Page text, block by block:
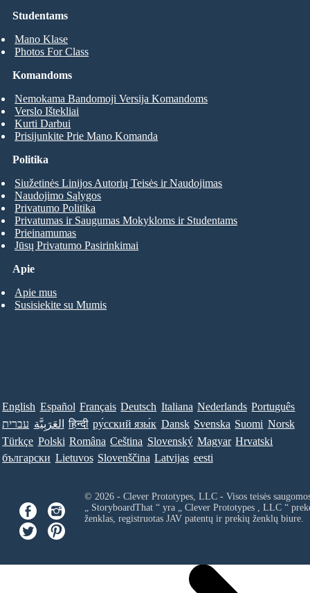
Studentams
Mano Klase
Photos For Class
Komandoms
Nemokama Bandomoji Versija Komandoms
Verslo Ištekliai
Kurti Darbui
Prisijunkite Prie Mano Komanda
Apie
Apie mus
Susisiekite su Mumis
Politika
Siužetinės Linijos Autorių Teisės ir Naudojimas
Naudojimo Sąlygos
Privatumo Politika
Privatumas ir Saugumas Mokykloms ir Studentams
Prieinamumas
Jūsų Privatumo Pasirinkimai
English Español Français Deutsch Italiana Nederlands Português
עברית العَرَبِيَّة हिन्दी ру́сский язы́к Dansk Svenska Suomi Norsk
Türkçe Polski Româna Ceština Slovenský Magyar Hrvatski
български Lietuvos Slovenščina Latvijas eesti
© 2026 - Clever Prototypes, LLC - Visos teisės
„ StoryboardThat “ yra „ Clever Prototypes , LLC“
ženklas, registruotas JAV patentų ir prekių ženklų biure.